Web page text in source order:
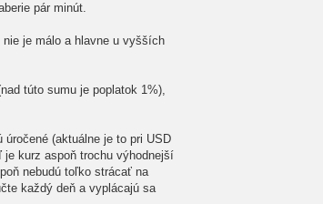
pár minút.
je málo a hlavne u vyšších
túto sumu je poplatok 1%),
(aktuálne je to pri USD
kurz aspoň trochu výhodnejší
nebudú toľko strácať na
každý deň a vyplácajú sa